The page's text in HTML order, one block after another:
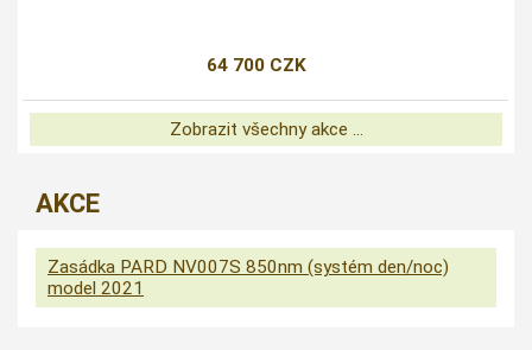
64 700 CZK
Zobrazit všechny akce ...
AKCE
Zasádka PARD NV007S 850nm (systém den/noc)
model 2021